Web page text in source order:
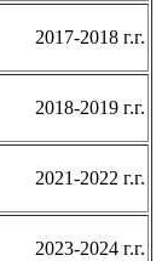
2017-2018 г.г.
2018-2019 г.г.
2021-2022 г.г.
2023-2024 г.г.